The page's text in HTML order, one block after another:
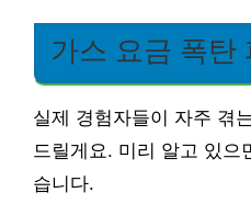
가스 요금 폭탄
실제 경험자들이 자주 겪
드릴게요. 미리 알고 있으
습니다.